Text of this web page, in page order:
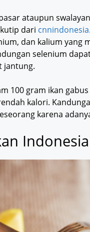
ataupun
dari
dan kalium yang
selenium
jantung.
100 gram ikan
kalori.
karena
Indonesia